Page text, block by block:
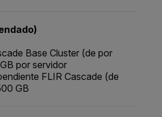
Base Cluster (de por
por servidor
FLIR Cascade (de
GB